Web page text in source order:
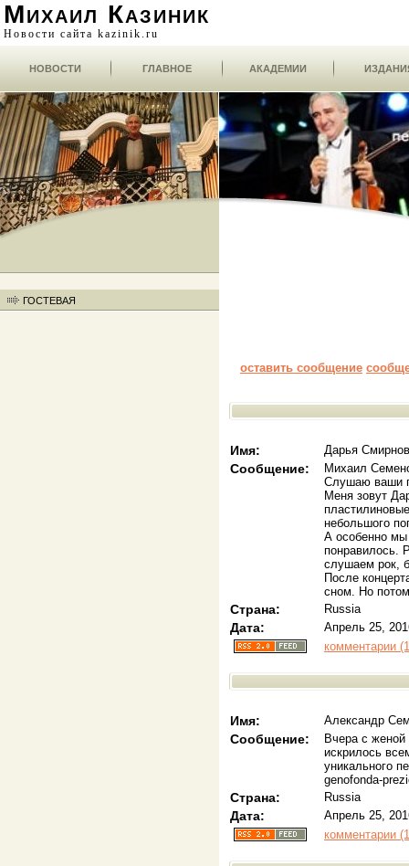
Михаил Казиник
Новости сайта kazinik.ru
НОВОСТИ ГЛАВНОЕ АКАДЕМИИ
ГОСТЕВАЯ
оставить сообщение
Имя: Дарья
Сообщение:
Михаил
Слушаю ваши
Меня зовут
небольшого
А особенно мы
понравилось.
слушаем рок,
После
сном. Но
Страна: Russia
Дата:
Апрель 25,
комментарии
Имя: Александр
Сообщение:
Вчера с
искрилось
уникального
genofonda-
Страна: Russia
Дата:
Апрель 25,
комментарии